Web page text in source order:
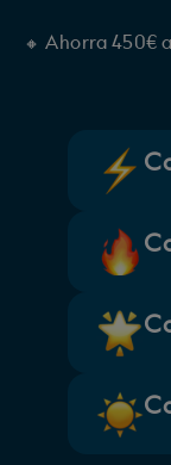
🔸 Ahorra 450€